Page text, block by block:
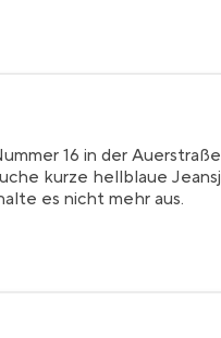
16 in der
kurze hellblaue
es nicht mehr aus.